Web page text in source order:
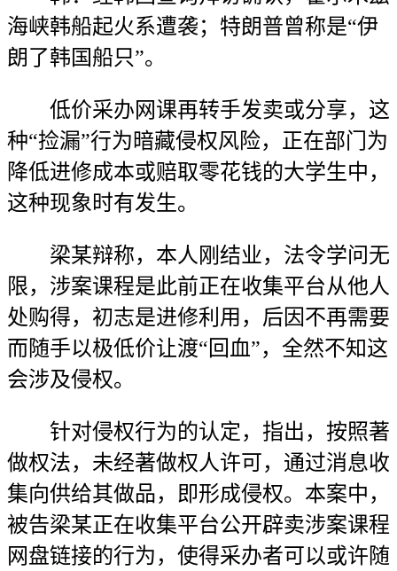
海峡韩船起火系遭袭；特朗普曾称是“伊
朗了韩国船只”。
低价采办网课再转手发卖或分享，这
种“捡漏”行为暗藏侵权风险，正在部门为
降低进修成本或赔取零花钱的大学生中，
这种现象时有发生。
梁某辩称，本人刚结业，法令学问无
限，涉案课程是此前正在收集平台从他人
处购得，初志是进修利用，后因不再需要
而随手以极低价让渡“回血”，全然不知这
会涉及侵权。
针对侵权行为的认定，指出，按照著
做权法，未经著做权人许可，通过消息收
集向供给其做品，即形成侵权。本案中，
被告梁某正在收集平台公开辟卖涉案课程
网盘链接的行为，使得采办者可以或许随